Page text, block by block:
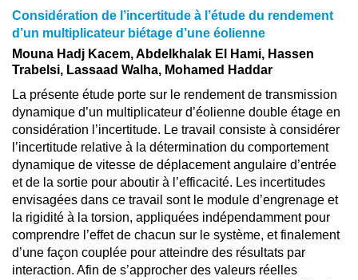
Considération de l’incertitude à l’étude du rendement
d’un multiplicateur biétage d’une éolienne
Mouna Hadj Kacem, Abdelkhalak El Hami, Hassen
Trabelsi, Lassaad Walha, Mohamed Haddar
La présente étude porte sur le rendement de transmission
dynamique d’un multiplicateur d’éolienne double étage en
considération l’incertitude. Le travail consiste à considérer
l’incertitude relative à la détermination du comportement
dynamique de vitesse de déplacement angulaire d’entrée
et de la sortie pour aboutir à l’efficacité. Les incertitudes
envisagées dans ce travail sont le module d’engrenage et
la rigidité à la torsion, appliquées indépendamment pour
comprendre l’effet de chacun sur le système, et finalement
d’une façon couplée pour atteindre des résultats par
interaction. Afin de s’approcher des valeurs réelles